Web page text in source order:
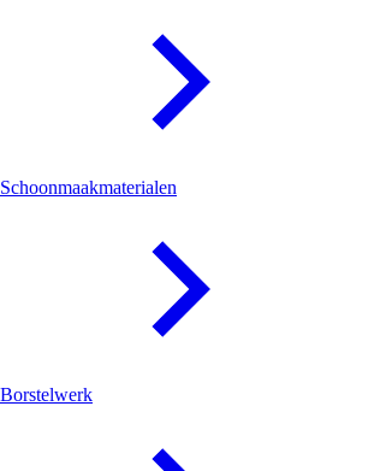
Schoonmaakmaterialen
Borstelwerk